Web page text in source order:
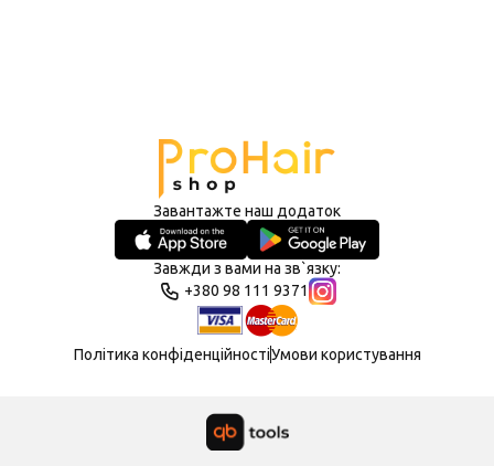
Завантажте наш додаток
Завжди з вами на зв`язку:
+380 98 111 9371
Політика конфіденційностіУмови користування